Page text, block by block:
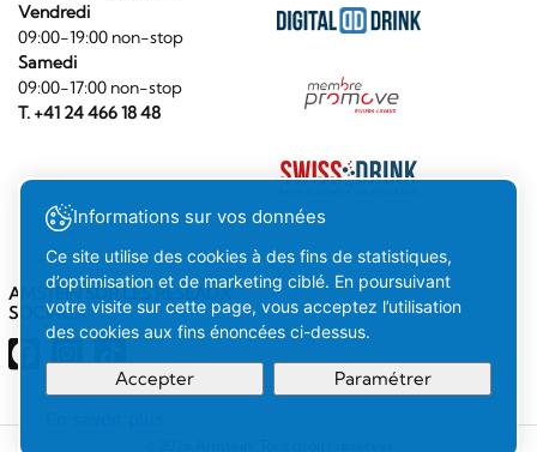
Vendredi
09:00-19:00 non-stop
Samedi
09:00-17:00 non-stop
T. +41 24 466 18 48
AMSTEIN SUR LES RÉSEAUX
SOCIAUX
Informations sur vos données
Ce site utilise des cookies à des fins de statistiques,
d’optimisation et de marketing ciblé. En poursuivant
votre visite sur cette page, vous acceptez l’utilisation
des cookies aux fins énoncées ci-dessus.
Accepter Paramétrer